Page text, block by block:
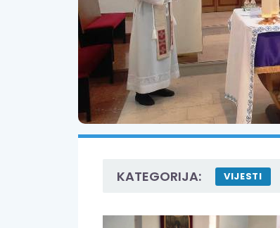
KATEGORIJA: VIJESTI